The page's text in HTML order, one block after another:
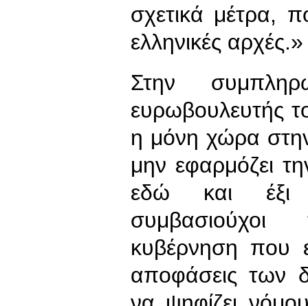
σχετικά μέτρα,
ελληνικές αρχές.»
Στην
ευρωβουλευτής
η μόνη χώρα
μην εφαρμόζει
εδώ και έξι
κυβέρνηση που
αποφάσεις των